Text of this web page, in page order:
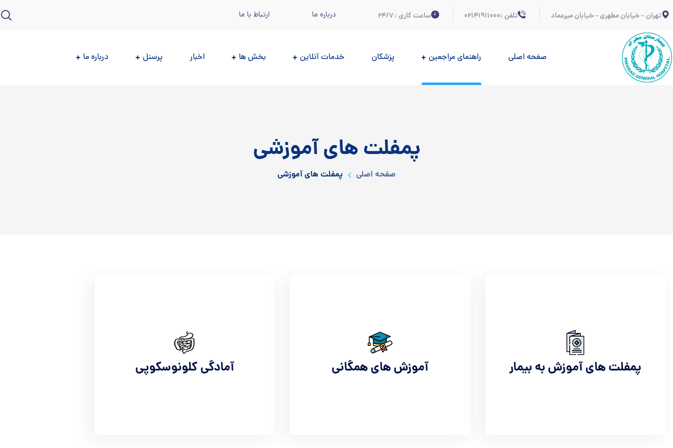
تهران – خیابان مطهری – خیابان میرعماد تلفن :02141911000 ساعت کاری : 24/7 درباره ما ارتباط با ما
صفحه اصلی راهنمای مراجعين پزشکان خدمات آنلاین بخش ها اخبار پرسنل درباره ما
پمفلت های آموزشی
صفحه اصلی پمفلت های آموزشی
پمفلت های آموزش به بیمار آموزش های همگانی آمادگی کلونوسکوپی